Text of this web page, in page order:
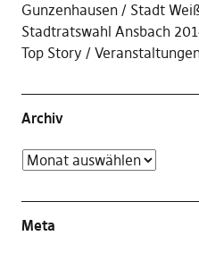
Gunzenhausen
Stadt
Stadtratswahl Ansbach
Top Story
Archiv
Meta